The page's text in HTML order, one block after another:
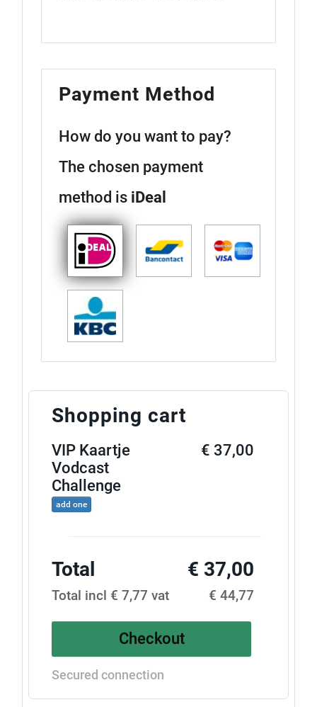
Payment Method
How do you want to pay?
The chosen payment
method is iDeal
Shopping cart
VIP Kaartje
Vodcast
Challenge
add one
€ 37,00
Total € 37,00
Total incl € 7,77 vat € 44,77
Checkout
Secured connection